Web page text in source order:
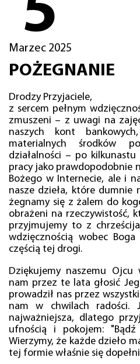
5
Marzec 2025
POŻEGNANIE
Drodzy Przyjaciele,
z sercem pełnym
zmuszeni – z uwagi na
naszych kont
materialnych środków
działalności – po
pracy jako prawdopodobnie
Bożego w Internecie, ale i
nasze dzieła, które dumnie
żegnamy się z żalem do
obrażeni na rzeczywistość,
przyjmujemy to z
wdzięcznością wobec
częścią tej drogi.
Dziękujemy naszemu
nam przez te lata głosić
prowadził nas przez
nam w chwilach radości.
najważniejsza, dlatego
ufnością i pokojem:
Wierzymy, że każde dzieło
tej formie właśnie się